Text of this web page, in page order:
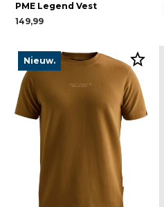
PME Legend Vest
149,99
Nieuw.